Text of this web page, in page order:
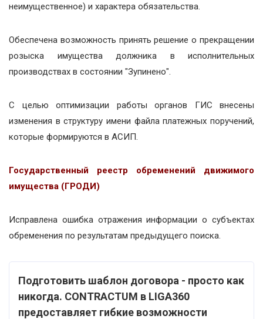
неимущественное) и характера обязательства.
Обеспечена возможность принять решение о прекращении
розыска имущества должника в исполнительных
производствах в состоянии "Зупинено".
С целью оптимизации работы органов ГИС внесены
изменения в структуру имени файла платежных поручений,
которые формируются в АСИП.
Государственный реестр обременений движимого
имущества (ГРОДИ)
Исправлена ошибка отражения информации о субъектах
обременения по результатам предыдущего поиска.
Подготовить шаблон договора - просто как
никогда. CONTRACTUM в LIGA360
предоставляет гибкие возможности